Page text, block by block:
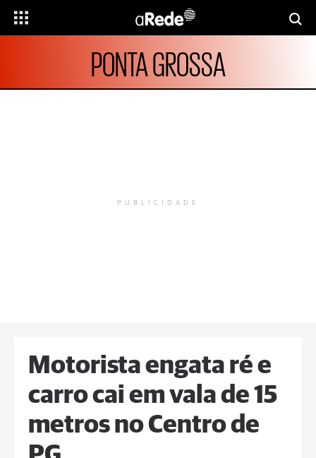
PONTA GROSSA
PUBLICIDADE
Motorista engata ré e
carro cai em vala de 15
metros no Centro de